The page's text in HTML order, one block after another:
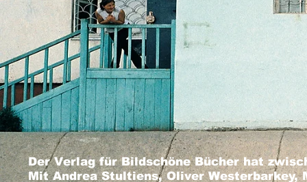
Der Verlag für Bildschöne Bücher hat
Mit Andrea Stultiens, Oliver Westerbarkey,